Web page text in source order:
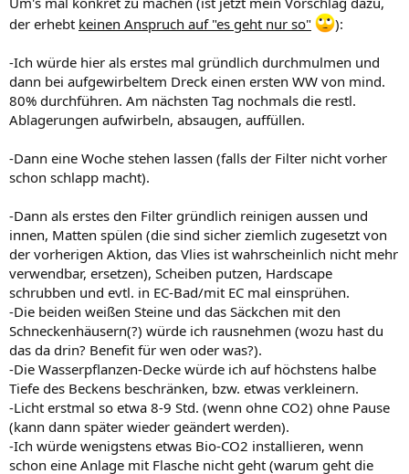
der erhebt keinen Anspruch auf "es geht nur so" ):
-Ich würde hier als erstes mal gründlich durchmulmen und
dann bei aufgewirbeltem Dreck einen ersten WW von mind.
80% durchführen. Am nächsten Tag nochmals die restl.
Ablagerungen aufwirbeln, absaugen, auffüllen.
-Dann eine Woche stehen lassen (falls der Filter nicht vorher
schon schlapp macht).
-Dann als erstes den Filter gründlich reinigen aussen und
innen, Matten spülen (die sind sicher ziemlich zugesetzt von
der vorherigen Aktion, das Vlies ist wahrscheinlich nicht mehr
verwendbar, ersetzen), Scheiben putzen, Hardscape
schrubben und evtl. in EC-Bad/mit EC mal einsprühen.
-Die beiden weißen Steine und das Säckchen mit den
Schneckenhäusern(?) würde ich rausnehmen (wozu hast du
das da drin? Benefit für wen oder was?).
-Die Wasserpflanzen-Decke würde ich auf höchstens halbe
Tiefe des Beckens beschränken, bzw. etwas verkleinern.
-Licht erstmal so etwa 8-9 Std. (wenn ohne CO2) ohne Pause
(kann dann später wieder geändert werden).
-Ich würde wenigstens etwas Bio-CO2 installieren, wenn
schon eine Anlage mit Flasche nicht geht (warum geht die